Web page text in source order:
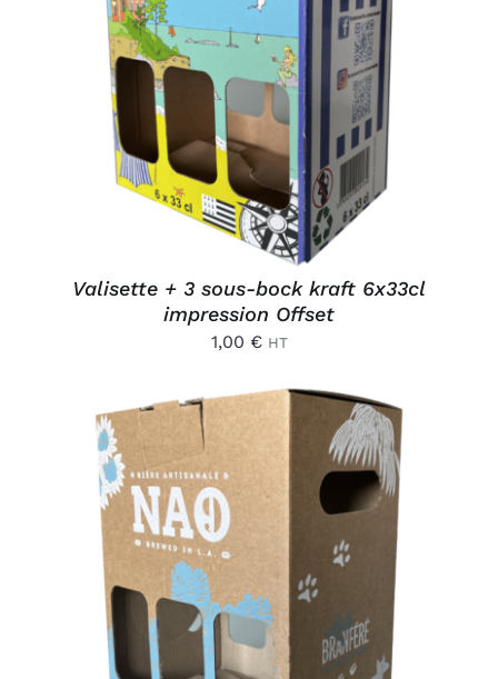
AJOUTER AU PANIER
DÉTAILS
Valisette + 3 sous-bock kraft 6x33cl
impression Offset
1,00 € HT
AJOUTER AU PANIER
DÉTAILS